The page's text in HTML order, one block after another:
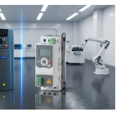
ціна/якість за
для ваших проектів